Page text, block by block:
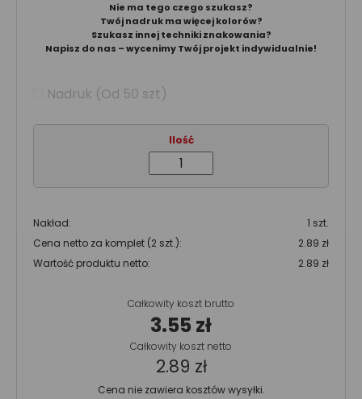
Nie ma tego czego szukasz?
Twój nadruk ma więcej kolorów?
Szukasz innej techniki znakowania?
Napisz do nas – wycenimy Twój projekt indywidualnie!
Nadruk (Od 50 szt)
Ilość
Nakład:
1 szt.
Cena netto za komplet (2 szt.):
2.89 zł
Wartość produktu netto:
2.89 zł
Całkowity koszt brutto
3.55 zł
Całkowity koszt netto
2.89 zł
Cena nie zawiera kosztów wysyłki.